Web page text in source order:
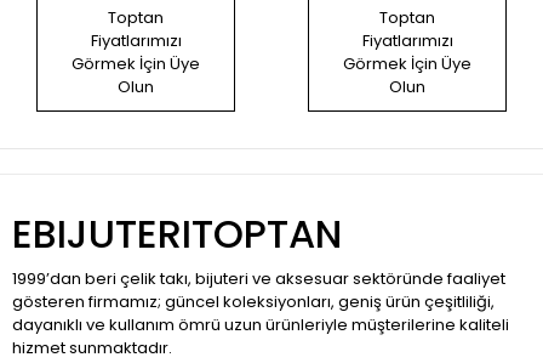
Toptan
Fiyatlarımızı
Görmek İçin Üye
Olun
Toptan
Fiyatlarımızı
Görmek İçin Üye
Olun
EBIJUTERITOPTAN
1999’dan beri çelik takı, bijuteri ve aksesuar sektöründe faaliyet
gösteren firmamız; güncel koleksiyonları, geniş ürün çeşitliliği,
dayanıklı ve kullanım ömrü uzun ürünleriyle müşterilerine kaliteli
hizmet sunmaktadır.